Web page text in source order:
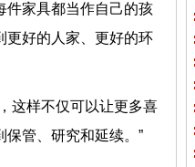
件家具都当作自己的孩
更好的人家、更好的环
这样不仅可以让更多喜
管、研究和延续。”